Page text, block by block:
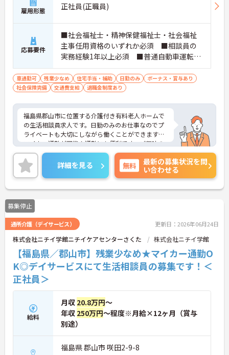
雇用形態 正社員(正職員)
応募要件
■社会福祉士・精神保健福祉士・社会福祉
主事任用資格のいずれか必須 ■相談員の
実務経験1年以上必須 ■普通自動車運転免
許（AT限定可）必須
車通勤可 残業少なめ 住宅手当・補助 日勤のみ
ボーナス・賞与あり
社会保険完備
交通費支給 退職金制度あり
福島県郡山市に位置する介護付き有料老人ホームで
の生活相談員求人です。日勤のみのお仕事なのでプ
ライベートも大切にしながら働くことができます。
マイカー通勤が可能！通勤にも便利です。ご興味の
ある方には、面接対策ポイント等、さらに詳細をお
話ししますのでお気軽にご相談ください！
詳細を見る 無料
最新の募集状況を問
い合わせる
募集停止
通所介護（デイサービス） 更新日：2026年06月24日
株式会社ニチイ学館ニチイケアセンターさくた 株式会社ニチイ学館
【福島県／郡山市】残業少なめ★マイカー通勤O
K◎デイサービスにて生活相談員の募集です！＜
正社員＞
給料
月収 20.8万円～
年収 250万円～程度※月給×12ヶ月（賞与
別途）
福島県 郡山市 咲田2-9-8